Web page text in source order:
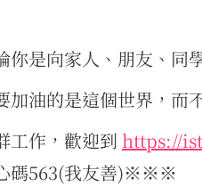
是向家人、朋友、同
油的是這個世界，而
作，歡迎到 https://
碼563(我友善)※※※